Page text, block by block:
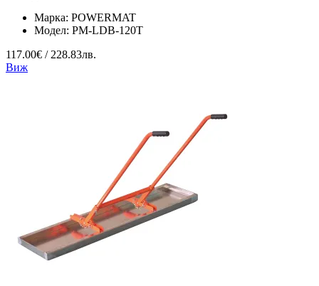
Марка: POWERMAT
Модел: PM-LDB-120T
117.00€ / 228.83лв.
Виж